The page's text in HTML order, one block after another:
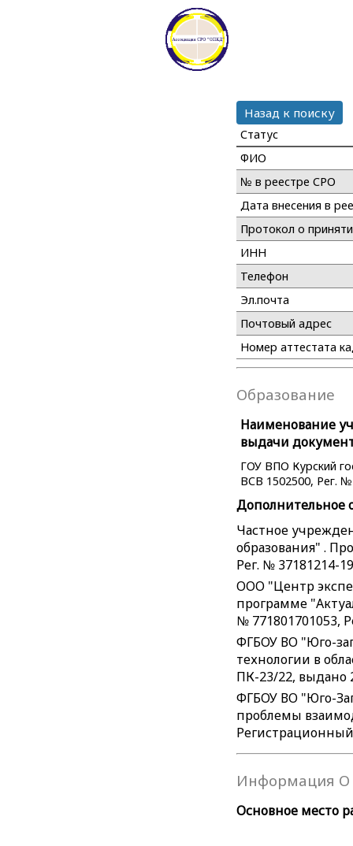
Назад к поиску
Статус
ФИО
№ в реестре СРО
Дата внесения в
Протокол о
ИНН
Телефон
Эл.почта
Почтовый адрес
Номер аттестата
Образование
Наименование
выдачи
ГОУ ВПО Курский
ВСВ 1502500, Рег. №
Дополнительное
Частное
образования" .
Рег. № 37181214-
ООО "Центр
программе
№ 771801701053,
ФГБОУ ВО "Юго-
технологии в
ПК-23/22, выдано
ФГБОУ ВО "Юго-
проблемы
Информация О
Основное место